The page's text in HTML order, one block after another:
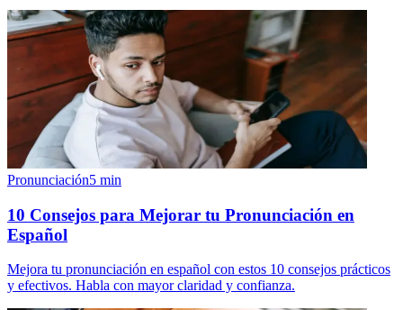
Pronunciación5 min
10 Consejos para Mejorar tu Pronunciación en
Español
Mejora tu pronunciación en español con estos 10 consejos prácticos
y efectivos. Habla con mayor claridad y confianza.